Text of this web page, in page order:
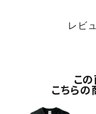
レビ
こ
こちらの